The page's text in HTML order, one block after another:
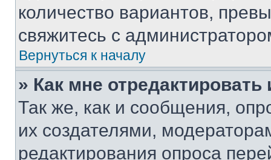
количество вариантов,
свяжитесь с
Вернуться к началу
» Как мне
Так же, как и сообщения,
их создателями,
редактирования опроса